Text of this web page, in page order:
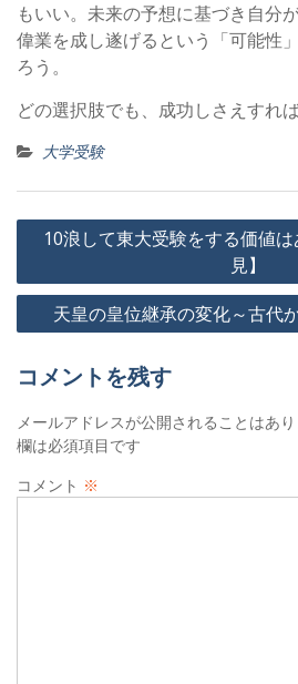
もいい。未来の予想に基づき自分
偉業を成し遂げるという「可能性
ろう。
どの選択肢でも、成功しさえすれば
大学受験
投
ナ
ビ
ー
シ
ョ
ン
10浪して東大受験をする価値
見】
天皇の皇位継承の変化～古代
コメントを残す
メールアドレスが公開されることはあり
欄は必須項目です
コメント ※